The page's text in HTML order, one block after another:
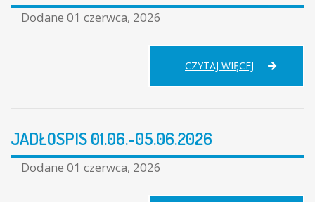
Dodane 01 czerwca, 2026
CZYTAJ WIĘCEJ OPŁATA
JADŁOSPIS 01.06.-05.06.2026
Dodane 01 czerwca, 2026